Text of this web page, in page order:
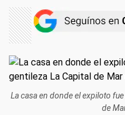
La casa en donde el expiloto
de